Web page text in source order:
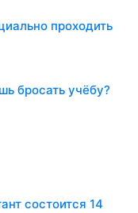
проходить
бросать учёбу?
состоится 14